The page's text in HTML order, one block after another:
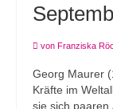
von Franziska
Georg Maurer
Kräfte im
sie sich